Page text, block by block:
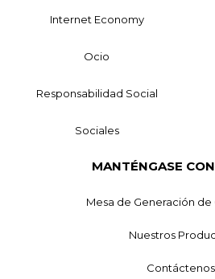
Internet Economy
Ocio
Responsabilidad Social
Sociales
MANTÉNGASE
Mesa de Generación
Nuestros
Contáctenos